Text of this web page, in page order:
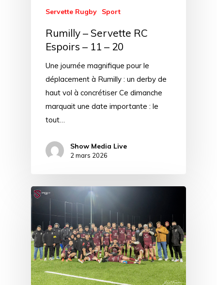
Servette Rugby
Sport
Rumilly – Servette RC
Espoirs – 11 – 20
Une journée magnifique pour le
déplacement à Rumilly : un derby de
haut vol à concrétiser Ce dimanche
marquait une date importante : le
tout…
Show Media Live
2 mars 2026